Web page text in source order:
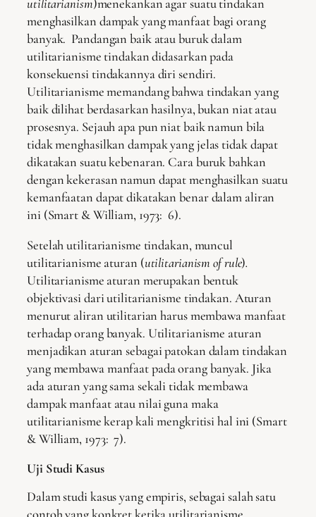
utilitarianism)menekankan agar suatu tindakan
menghasilkan dampak yang manfaat bagi orang
banyak. Pandangan baik atau buruk dalam
utilitarianisme tindakan didasarkan pada
konsekuensi tindakannya diri sendiri.
Utilitarianisme memandang bahwa tindakan yang
baik dilihat berdasarkan hasilnya, bukan niat atau
prosesnya. Sejauh apa pun niat baik namun bila
tidak menghasilkan dampak yang jelas tidak dapat
dikatakan suatu kebenaran. Cara buruk bahkan
dengan kekerasan namun dapat menghasilkan suatu
kemanfaatan dapat dikatakan benar dalam aliran
ini (Smart & William, 1973: 6).
Setelah utilitarianisme tindakan, muncul
utilitarianisme aturan (utilitarianism of rule).
Utilitarianisme aturan merupakan bentuk
objektivasi dari utilitarianisme tindakan. Aturan
menurut aliran utilitarian harus membawa manfaat
terhadap orang banyak. Utilitarianisme aturan
menjadikan aturan sebagai patokan dalam tindakan
yang membawa manfaat pada orang banyak. Jika
ada aturan yang sama sekali tidak membawa
dampak manfaat atau nilai guna maka
utilitarianisme kerap kali mengkritisi hal ini (Smart
& William, 1973: 7).
Uji Studi Kasus
Dalam studi kasus yang empiris, sebagai salah satu